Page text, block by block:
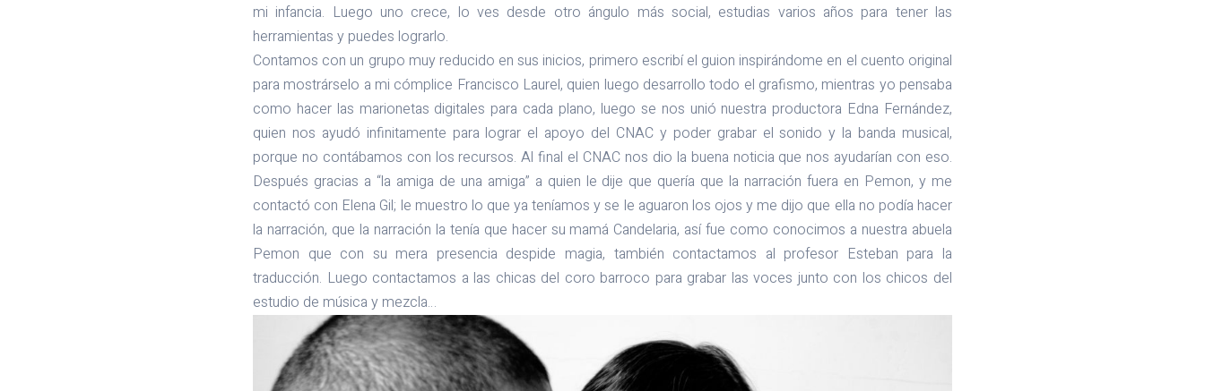
mi infancia. Luego uno crece, lo ves desde otro ángulo más social, estudias varios años para tener las
herramientas y puedes lograrlo.
Contamos con un grupo muy reducido en sus inicios, primero escribí el guion inspirándome en el cuento original
para mostrárselo a mi cómplice Francisco Laurel, quien luego desarrollo todo el grafismo, mientras yo pensaba
como hacer las marionetas digitales para cada plano, luego se nos unió nuestra productora Edna Fernández,
quien nos ayudó infinitamente para lograr el apoyo del CNAC y poder grabar el sonido y la banda musical,
porque no contábamos con los recursos. Al final el CNAC nos dio la buena noticia que nos ayudarían con eso.
Después gracias a “la amiga de una amiga” a quien le dije que quería que la narración fuera en Pemon, y me
contactó con Elena Gil; le muestro lo que ya teníamos y se le aguaron los ojos y me dijo que ella no podía hacer
la narración, que la narración la tenía que hacer su mamá Candelaria, así fue como conocimos a nuestra abuela
Pemon que con su mera presencia despide magia, también contactamos al profesor Esteban para la
traducción. Luego contactamos a las chicas del coro barroco para grabar las voces junto con los chicos del
estudio de música y mezcla…